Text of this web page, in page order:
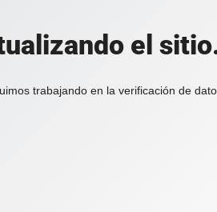
el
trabajando en la verificación de